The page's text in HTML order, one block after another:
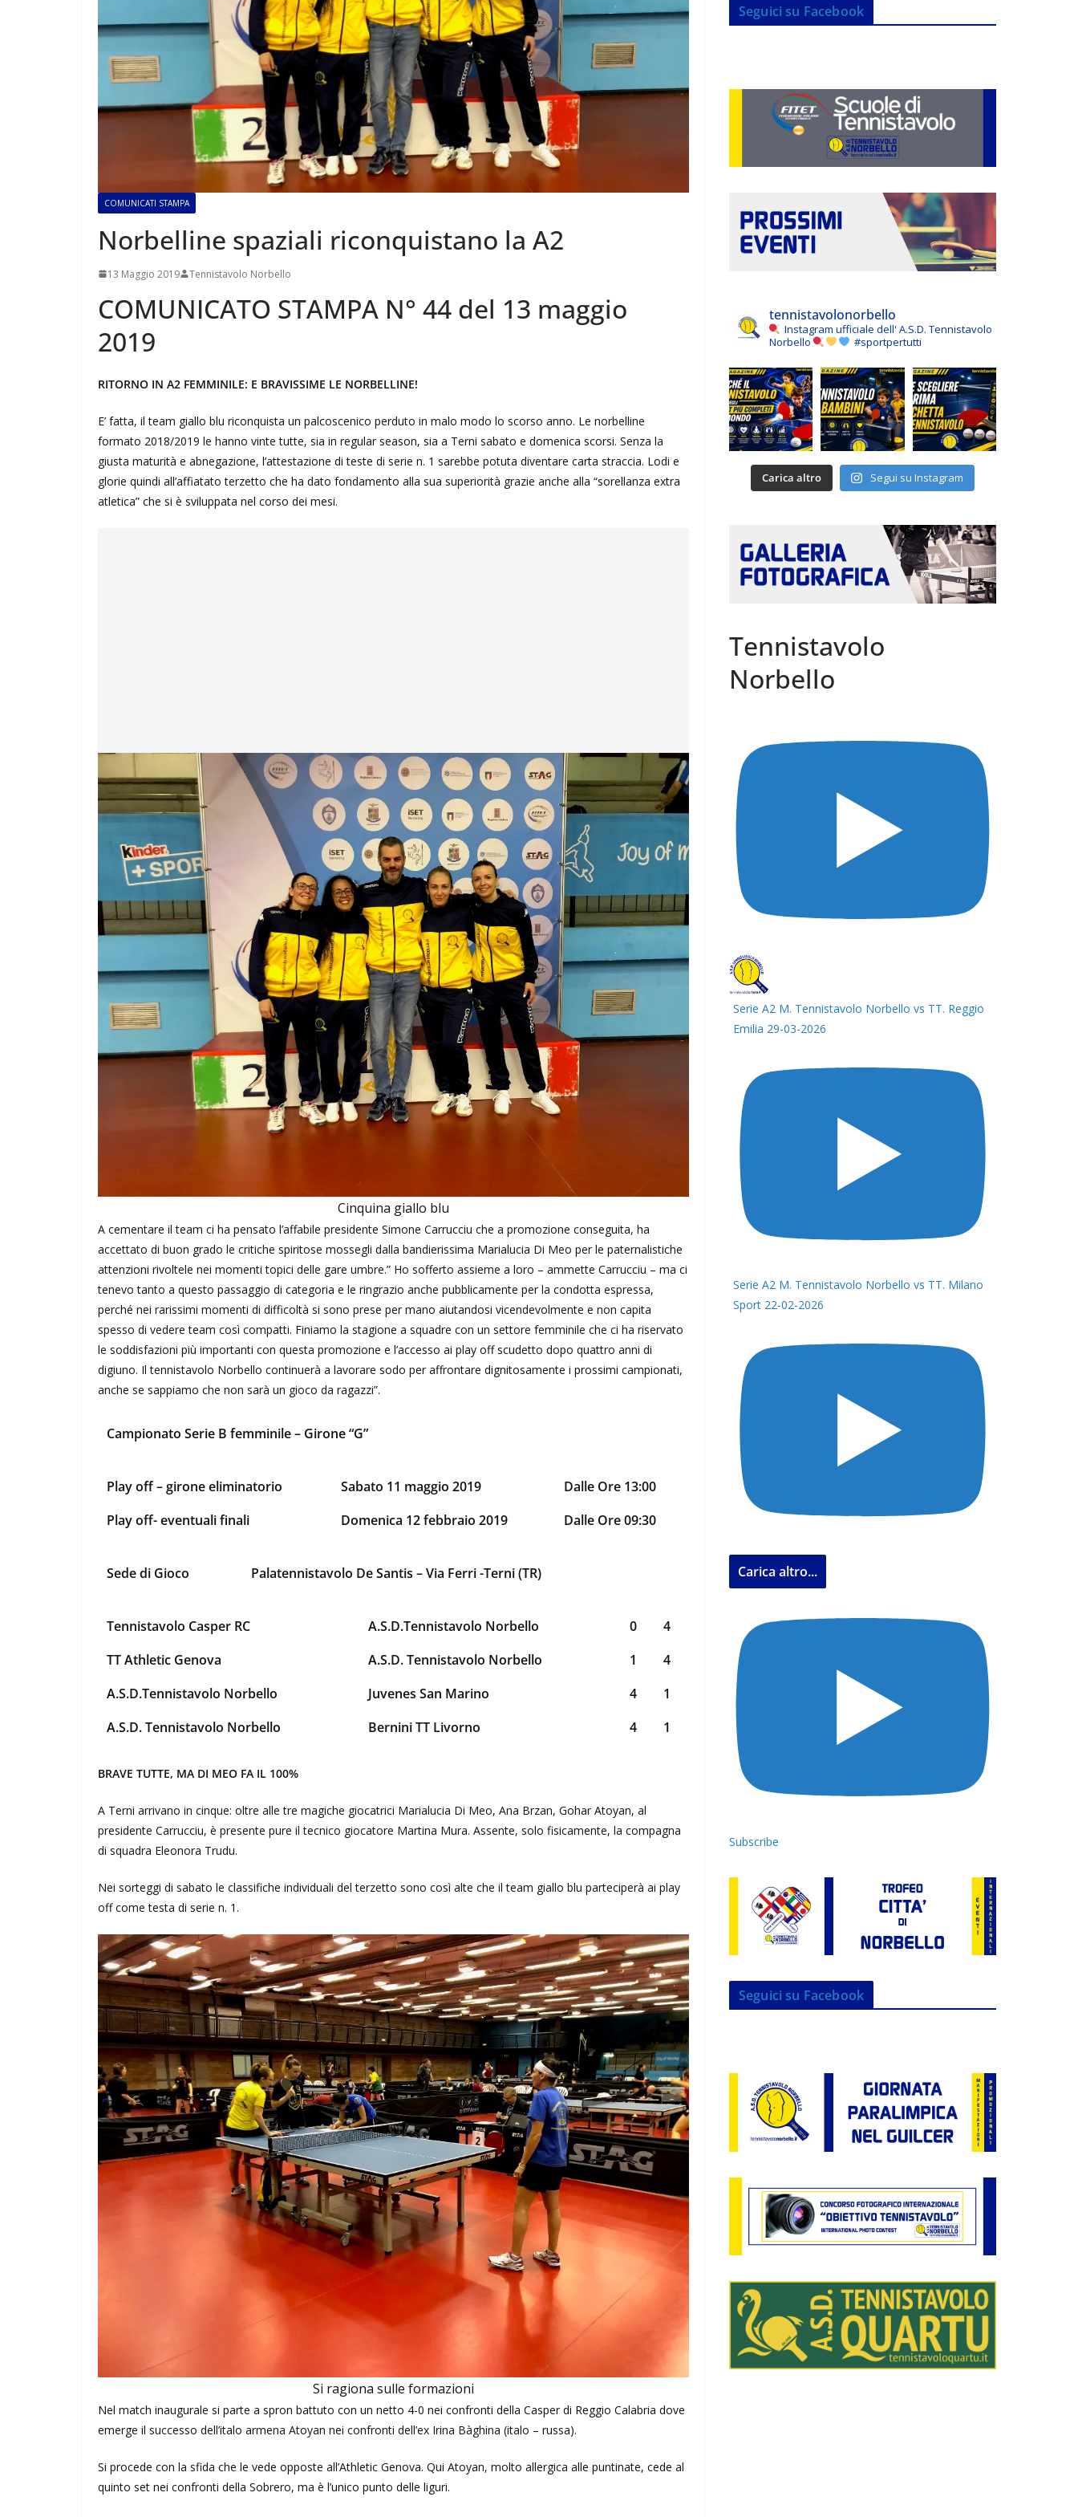
COMUNICATI STAMPA
Norbelline spaziali riconquistano la A2
13 Maggio 2019 Tennistavolo Norbello
COMUNICATO STAMPA N° 44 del 13 maggio
2019
RITORNO IN A2 FEMMINILE: E BRAVISSIME LE NORBELLINE!
E’ fatta, il team giallo blu riconquista un palcoscenico perduto in malo modo lo scorso anno. Le norbelline
formato 2018/2019 le hanno vinte tutte, sia in regular season, sia a Terni sabato e domenica scorsi. Senza la
giusta maturità e abnegazione, l’attestazione di teste di serie n. 1 sarebbe potuta diventare carta straccia. Lodi e
glorie quindi all’affiatato terzetto che ha dato fondamento alla sua superiorità grazie anche alla “sorellanza extra
atletica” che si è sviluppata nel corso dei mesi.
Cinquina giallo blu
A cementare il team ci ha pensato l’affabile presidente Simone Carrucciu che a promozione conseguita, ha
accettato di buon grado le critiche spiritose mossegli dalla bandierissima Marialucia Di Meo per le paternalistiche
attenzioni rivoltele nei momenti topici delle gare umbre.” Ho sofferto assieme a loro – ammette Carrucciu – ma ci
tenevo tanto a questo passaggio di categoria e le ringrazio anche pubblicamente per la condotta espressa,
perché nei rarissimi momenti di difficoltà si sono prese per mano aiutandosi vicendevolmente e non capita
spesso di vedere team così compatti. Finiamo la stagione a squadre con un settore femminile che ci ha riservato
le soddisfazioni più importanti con questa promozione e l’accesso ai play off scudetto dopo quattro anni di
digiuno. Il tennistavolo Norbello continuerà a lavorare sodo per affrontare dignitosamente i prossimi campionati,
anche se sappiamo che non sarà un gioco da ragazzi”.
Campionato Serie B femminile – Girone “G”
Play off – girone eliminatorio Sabato 11 maggio 2019
Dalle Ore 13:00
Play off- eventuali finali
Domenica 12 febbraio 2019 Dalle Ore 09:30
Sede di Gioco Palatennistavolo De Santis – Via Ferri -Terni (TR)
Tennistavolo Casper RC A.S.D.Tennistavolo Norbello 0
4
TT Athletic Genova
A.S.D. Tennistavolo Norbello 1
4
A.S.D.Tennistavolo Norbello
Juvenes San Marino 4
1
A.S.D. Tennistavolo Norbello
Bernini TT Livorno 4 1
BRAVE TUTTE, MA DI MEO FA IL 100%
A Terni arrivano in cinque: oltre alle tre magiche giocatrici Marialucia Di Meo, Ana Brzan, Gohar Atoyan, al
presidente Carrucciu, è presente pure il tecnico giocatore Martina Mura. Assente, solo fisicamente, la compagna
di squadra Eleonora Trudu.
Nei sorteggi di sabato le classifiche individuali del terzetto sono così alte che il team giallo blu parteciperà ai play
off come testa di serie n. 1.
Si ragiona sulle formazioni
Nel match inaugurale si parte a spron battuto con un netto 4-0 nei confronti della Casper di Reggio Calabria dove
emerge il successo dell’italo armena Atoyan nei confronti dell’ex Irina Bàghina (italo – russa).
Si procede con la sfida che le vede opposte all’Athletic Genova. Qui Atoyan, molto allergica alle puntinate, cede al
quinto set nei confronti della Sobrero, ma è l’unico punto delle liguri.
Seguici su Facebook
tennistavolonorbello
Instagram ufficiale dell' A.S.D. Tennistavolo
Norbello
#sportpertutti
Carica altro Segui su Instagram
Tennistavolo
Norbello
Serie A2 M. Tennistavolo Norbello vs TT. Reggio
Emilia 29-03-2026
Serie A2 M. Tennistavolo Norbello vs TT. Milano
Sport 22-02-2026
Carica altro...
Subscribe
Seguici su Facebook